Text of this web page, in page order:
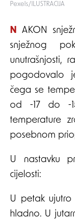
Pexels/ILUSTRACIJA
NAKON snježnih oborina i stvaranja debljeg
snježnog
unutrašnjosti,
pogodovalo
čega se
od -17 do -
temperature
posebnom
U nastavku
cijelosti:
U petak
hladno. U